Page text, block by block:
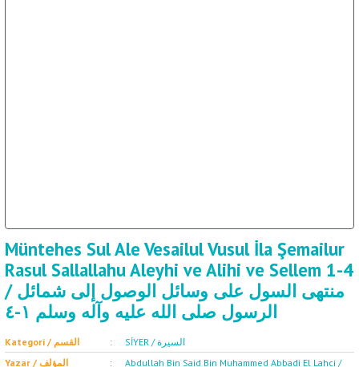
Müntehes Sul Ale Vesailul Vusul İla Şemailur
Rasul Sallallahu Aleyhi ve Alihi ve Sellem 1-4
/ منتهى السول على وسائل الوصول إلى شمائل
الرسول صلى الله عليه وآله وسلم ١-٤
Kategori / القسم
SİYER / السيرة
Yazar / المؤلف
Abdullah Bin Said Bin Muhammed Abbadi El Lahci /